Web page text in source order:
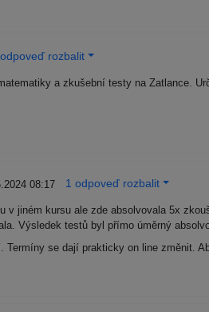
rozbalit
a zkušební testy na Zatlance.
08:17 1 odpoveď rozbalit
v jiném kursu ale zde absolvovala 5x
Výsledek testů byl přímo úměrný
Termíny se dají prakticky on line změnit.